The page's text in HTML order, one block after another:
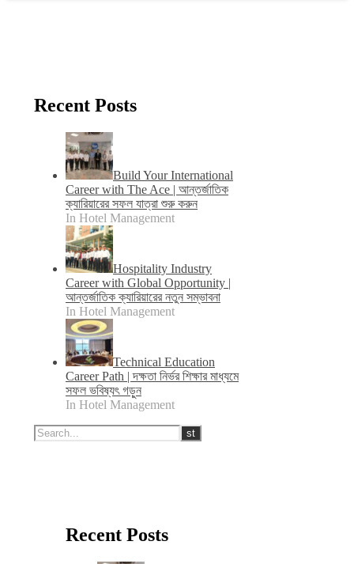
Recent Posts
Build Your International
Career with The Ace | আন্তর্জাতিক
ক্যারিয়ারের সফল যাত্রা শুরু করুন
In Hotel Management
Hospitality Industry
Career with Global Opportunity |
আন্তর্জাতিক ক্যারিয়ারের নতুন সম্ভাবনা
In Hotel Management
Technical Education
Career Path | দক্ষতা নির্ভর শিক্ষার মাধ্যমে
সফল ভবিষ্যৎ গড়ুন
In Hotel Management
Recent Posts